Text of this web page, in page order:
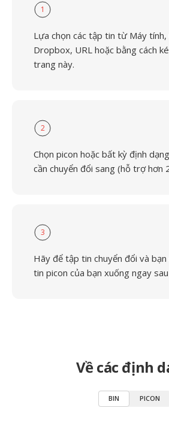
1
Lựa chọn các tập tin từ Máy
Dropbox, URL hoặc bằng cách
trang này.
2
Chọn picon hoặc bất kỳ định
cần chuyển đổi sang (hỗ trợ hơn
3
Hãy để tập tin chuyển đổi và
tin picon của bạn xuống ngay
Về các định
BIN PICON